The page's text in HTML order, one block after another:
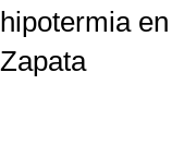
hipotermia
Zapata